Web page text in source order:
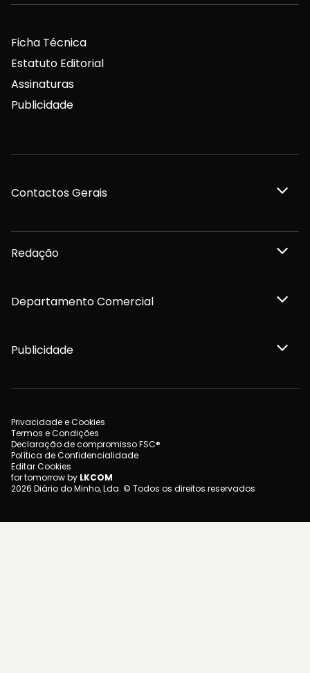
Ficha Técnica
Estatuto Editorial
Assinaturas
Publicidade
Contactos Gerais
Redação
Departamento Comercial
Publicidade
Privacidade e Cookies
Termos e Condições
Declaração de compromisso FSC®
Política de Confidencialidade
Editar Cookies
for tomorrow by LKCOM
2026 Diário do Minho, Lda. © Todos os direitos reservados